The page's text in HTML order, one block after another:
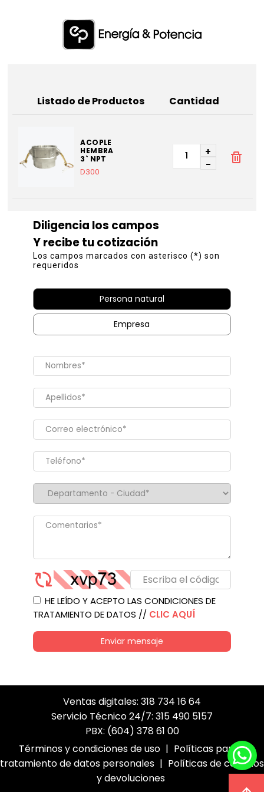
Listado de Productos Cantidad
ACOPLE
HEMBRA
3` NPT
D300
+
-
Diligencia los campos
Y recibe tu cotización
Los campos marcados con asterisco (*) son
requeridos
Persona natural
Empresa
HE LEÍDO Y ACEPTO LAS CONDICIONES DE
TRATAMIENTO DE DATOS // CLIC AQUÍ
Enviar mensaje
Ventas digitales: 318 734 16 64
Servicio Técnico 24/7: 315 490 5157
PBX: (604) 378 61 00
Términos y condiciones de uso | Políticas para el
tratamiento de datos personales | Políticas de cambios
y devoluciones